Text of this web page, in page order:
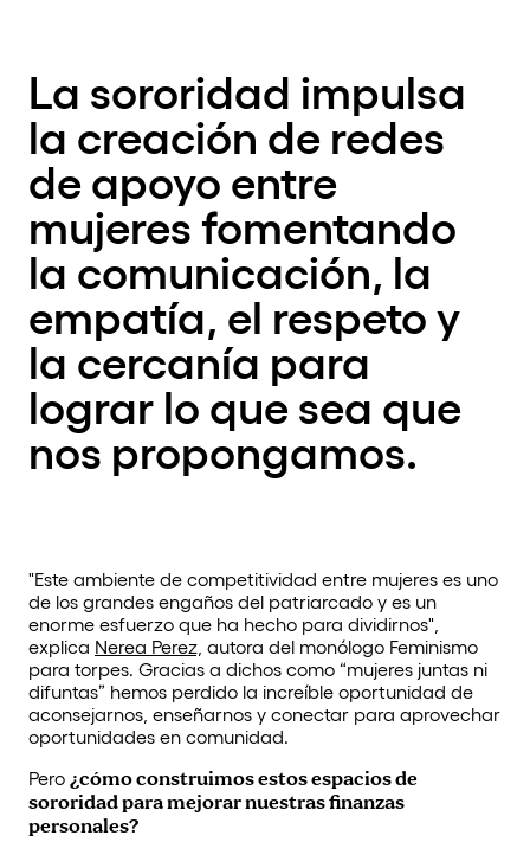
La sororidad impulsa
la creación de redes
de apoyo entre
mujeres fomentando
la comunicación, la
empatía, el respeto y
la cercanía para
lograr lo que sea que
nos propongamos.
"Este ambiente de competitividad entre mujeres es uno
de los grandes engaños del patriarcado y es un
enorme esfuerzo que ha hecho para dividirnos",
explica Nerea Perez, autora del monólogo Feminismo
para torpes. Gracias a dichos como “mujeres juntas ni
difuntas” hemos perdido la increíble oportunidad de
aconsejarnos, enseñarnos y conectar para aprovechar
oportunidades en comunidad.
Pero ¿cómo construimos estos espacios de
sororidad para mejorar nuestras finanzas
personales?